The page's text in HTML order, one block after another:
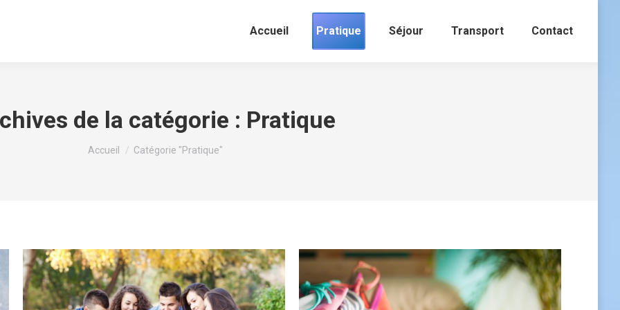
Accueil Pratique Séjour Transport Contact
de la catégorie : Pratique
Vous êtes ici :
Accueil Catégorie "Pratique"